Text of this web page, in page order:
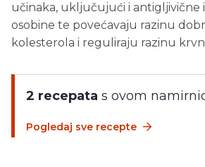
učinaka, uključujući i antigljivične
osobine te povećavaju razinu
kolesterola i reguliraju razinu
2 recepata s ovom
Pogledaj sve recepte